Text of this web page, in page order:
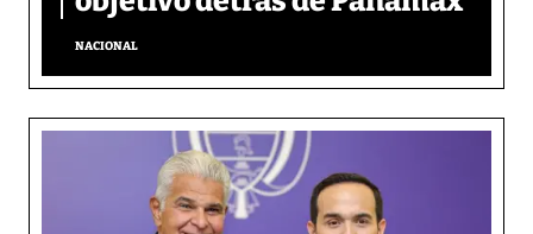
NACIONAL